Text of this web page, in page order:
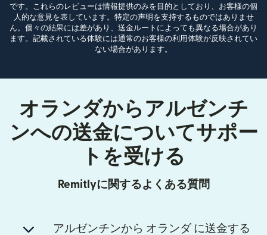
です。これらのレビューは情報提供のみを目的としており、お客様の個
人的な意見を表しています。特定の声明を支持するものではありませ
ん。個々の結果には差があり、送金ルートによっても異なる場合があり
ます。記載されている体験には通常のお客様の利用体験が反映されてい
ない場合があります。
オランダからアルゼンチ
ンへの送金についてサポー
トを受ける
Remitlyに関するよくある質問
アルゼンチンから オランダ に送金する